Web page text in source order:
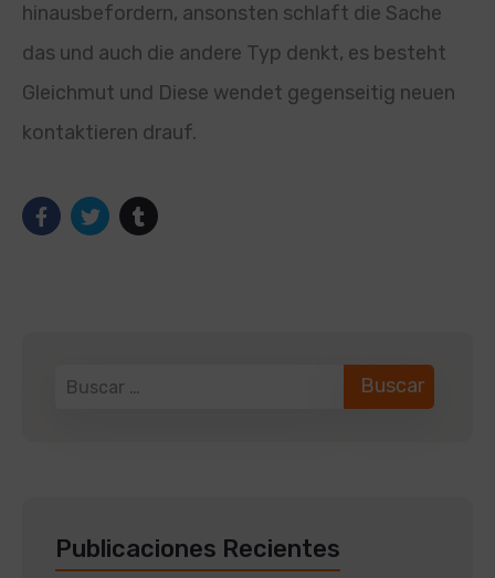
hinausbefordern, ansonsten schlaft die Sache
das und auch die andere Typ denkt, es besteht
Gleichmut und Diese wendet gegenseitig neuen
kontaktieren drauf.
Publicaciones Recientes